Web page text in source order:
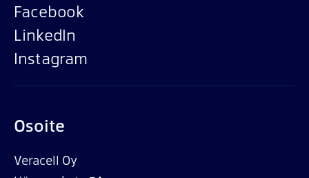
Facebook
LinkedIn
Instagram
Osoite
Veracell Oy